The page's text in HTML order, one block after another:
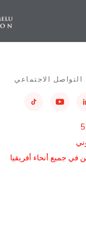
الاجتماعي
في جميع أنحاء أفريقيا